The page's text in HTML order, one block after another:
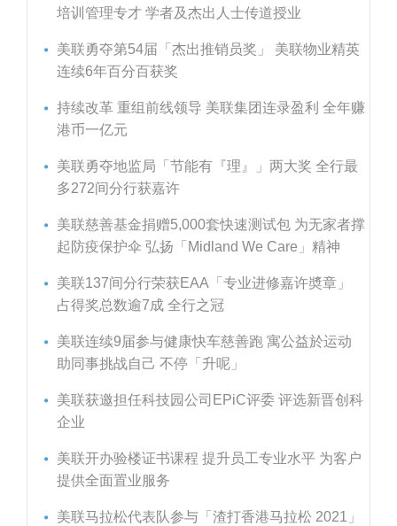
培训管理专才 学者及杰出人士传道授业
美联勇夺第54届「杰出推销员奖」 美联物业精英
连续6年百分百获奖
持续改革 重组前线领导 美联集团连录盈利 全年赚
港币一亿元
美联勇夺地监局「节能有『理』」两大奖 全行最
多272间分行获嘉许
美联慈善基金捐赠5,000套快速测试包 为无家者撑
起防疫保护伞 弘扬「Midland We Care」精神
美联137间分行荣获EAA「专业进修嘉许奬章」
占得奖总数逾7成 全行之冠
美联连续9届参与健康快车慈善跑 寓公益於运动
助同事挑战自己 不停「升呢」
美联获邀担任科技园公司EPiC评委 评选新晋创科
企业
美联开办验楼证书课程 提升员工专业水平 为客户
提供全面置业服务
美联马拉松代表队参与「渣打香港马拉松 2021」